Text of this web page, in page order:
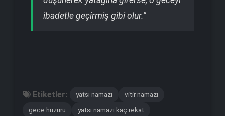
ibadetle geçirmiş gibi olur."
Etiketler: yatsı namazı
vitir namazı
gece huzuru
yatsı namazı kaç rekat